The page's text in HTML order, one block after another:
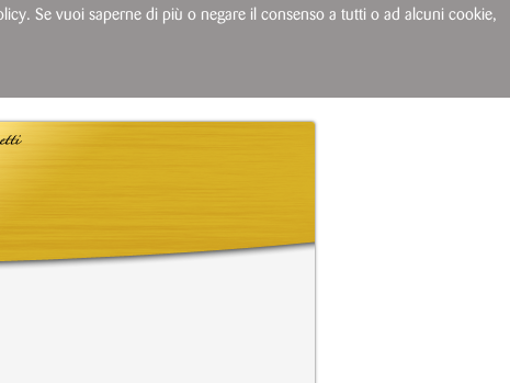
Se vuoi saperne di più o negare il consenso a tutti o ad alcuni cookie,